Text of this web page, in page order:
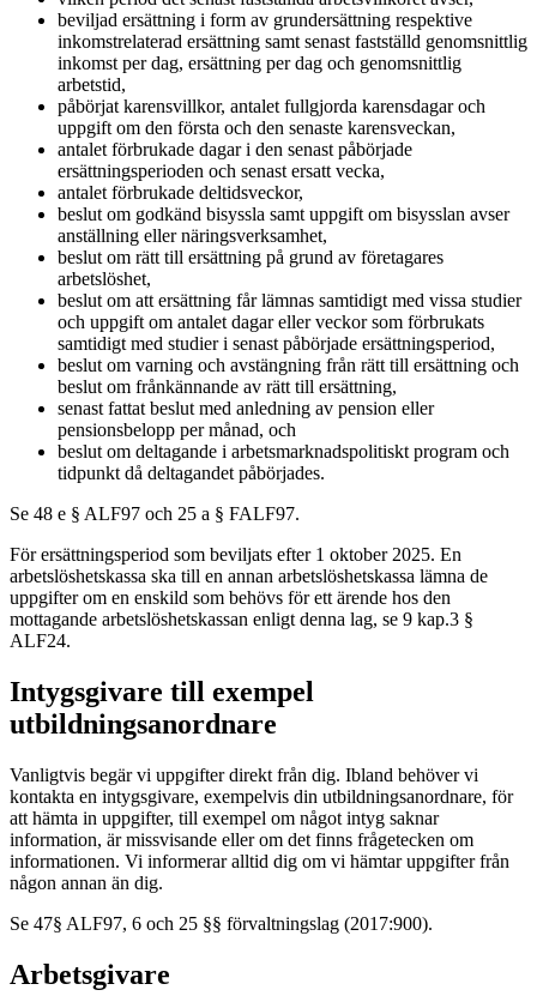
beviljad ersättning i form av grundersättning respektive
inkomstrelaterad ersättning samt senast fastställd genomsnittlig
inkomst per dag, ersättning per dag och genomsnittlig
arbetstid,
påbörjat karensvillkor, antalet fullgjorda karensdagar och
uppgift om den första och den senaste karensveckan,
antalet förbrukade dagar i den senast påbörjade
ersättningsperioden och senast ersatt vecka,
antalet förbrukade deltidsveckor,
beslut om godkänd bisyssla samt uppgift om bisysslan avser
anställning eller näringsverksamhet,
beslut om rätt till ersättning på grund av företagares
arbetslöshet,
beslut om att ersättning får lämnas samtidigt med vissa studier
och uppgift om antalet dagar eller veckor som förbrukats
samtidigt med studier i senast påbörjade ersättningsperiod,
beslut om varning och avstängning från rätt till ersättning och
beslut om frånkännande av rätt till ersättning,
senast fattat beslut med anledning av pension eller
pensionsbelopp per månad, och
beslut om deltagande i arbetsmarknadspolitiskt program och
tidpunkt då deltagandet påbörjades.
Se 48 e § ALF97 och 25 a § FALF97.
För ersättningsperiod som beviljats efter 1 oktober 2025. En
arbetslöshetskassa ska till en annan arbetslöshetskassa lämna de
uppgifter om en enskild som behövs för ett ärende hos den
mottagande arbetslöshetskassan enligt denna lag, se 9 kap.3 §
ALF24.
Intygsgivare till exempel
utbildningsanordnare
Vanligtvis begär vi uppgifter direkt från dig. Ibland behöver vi
kontakta en intygsgivare, exempelvis din utbildningsanordnare, för
att hämta in uppgifter, till exempel om något intyg saknar
information, är missvisande eller om det finns frågetecken om
informationen. Vi informerar alltid dig om vi hämtar uppgifter från
någon annan än dig.
Se 47§ ALF97, 6 och 25 §§ förvaltningslag (2017:900).
Arbetsgivare